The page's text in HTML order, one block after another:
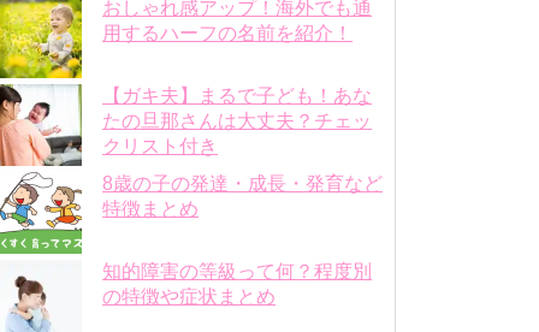
おしゃれ感アップ！海外でも通
用するハーフの名前を紹介！
【ガキ夫】まるで子ども！あな
たの旦那さんは大丈夫？チェッ
クリスト付き
8歳の子の発達・成長・発育など
特徴まとめ
知的障害の等級って何？程度別
の特徴や症状まとめ